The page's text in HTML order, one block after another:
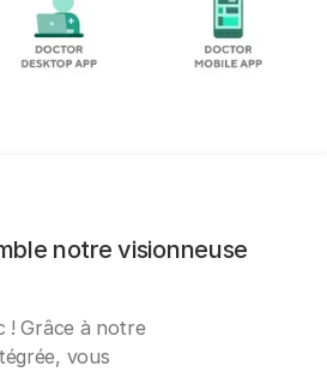
notre visionneuse
! Grâce à notre
vous